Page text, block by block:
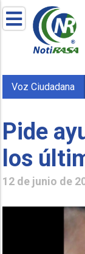
Voz Ciudadana
Pide
los
12 de junio de